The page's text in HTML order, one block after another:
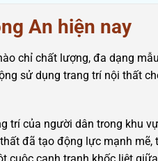
An hiện nay
chỉ chất lượng, đa dạng
sử dụng trang trí nội thất
trí của người dân trong khu
đã tạo động lực mạnh mẽ,